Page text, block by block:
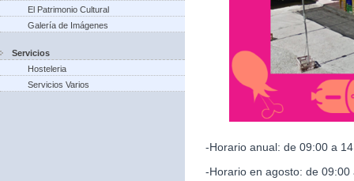
El Patrimonio Cultural
Galería de Imágenes
Servicios
Hosteleria
Servicios Varios
-Horario anual: de 09:00 a
-Horario en agosto: de